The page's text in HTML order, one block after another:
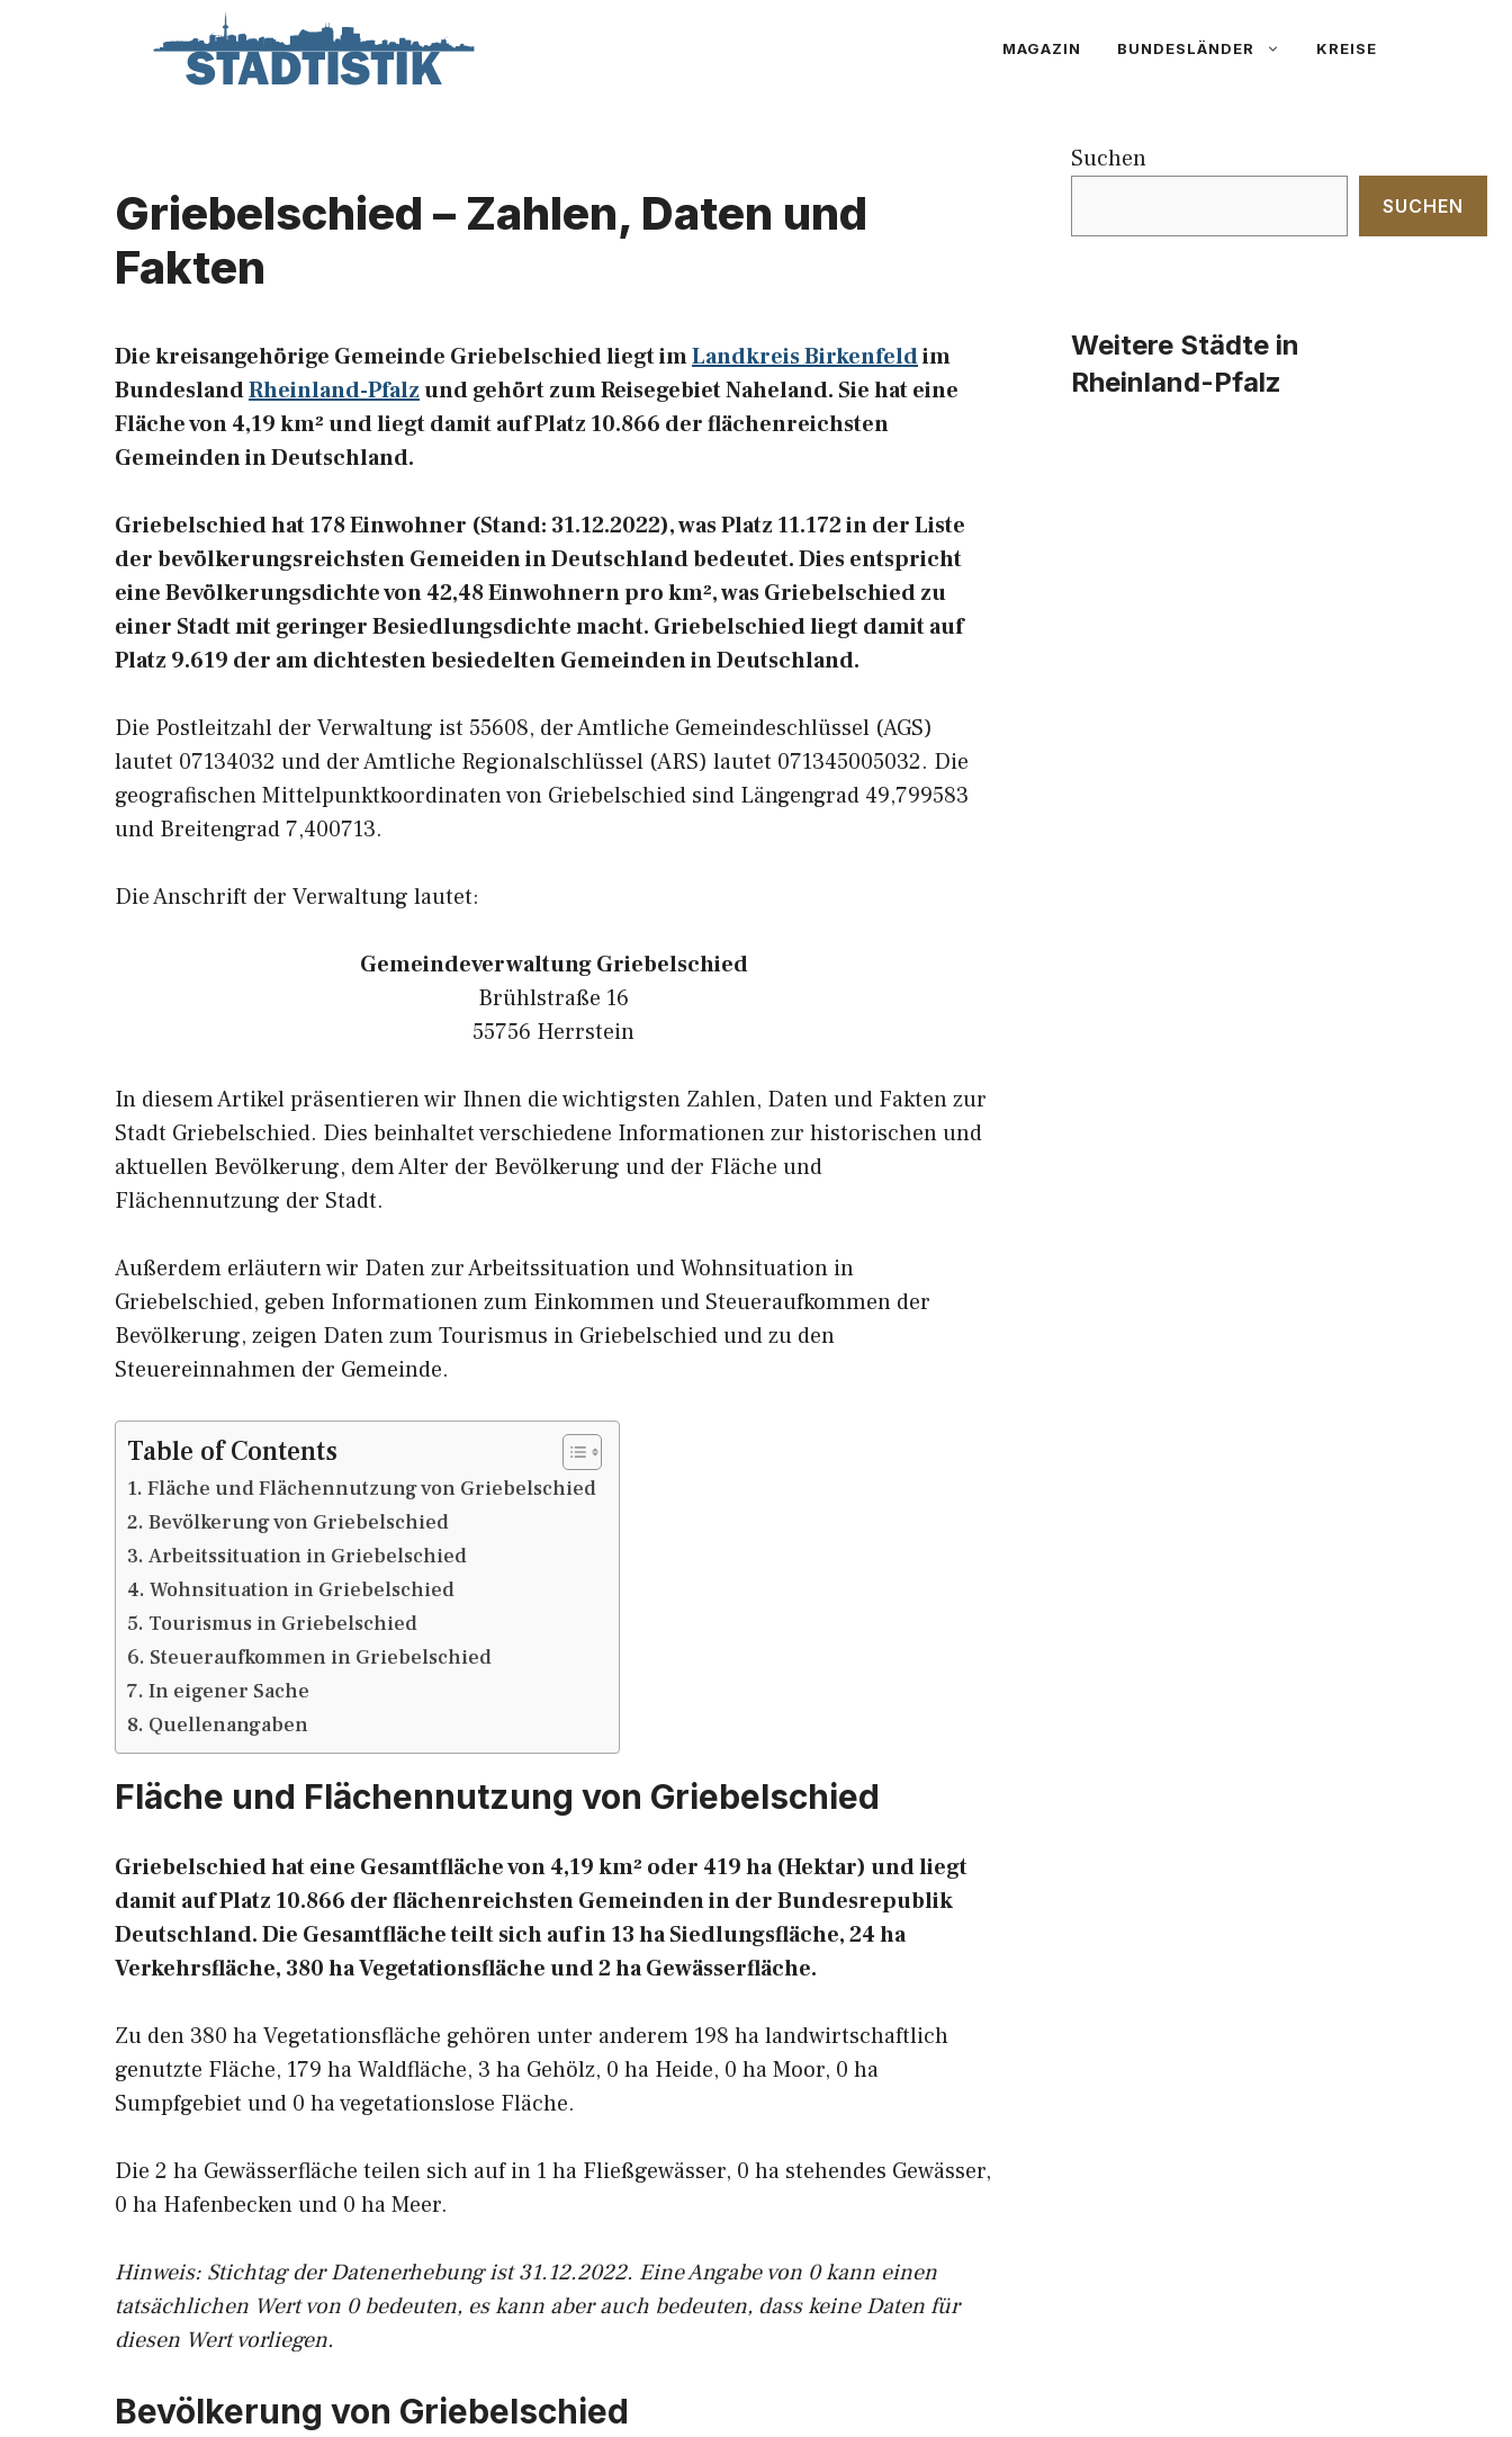
MAGAZIN BUNDESLÄNDER KREISE
Griebelschied – Zahlen, Daten und
Fakten
Die kreisangehörige Gemeinde Griebelschied liegt imLandkreis Birkenfeldim
BundeslandRheinland-Pfalzund gehört zum Reisegebiet Naheland. Sie hat eine
Fläche von 4,19 km² und liegt damit auf Platz 10.866 der flächenreichsten
Gemeinden in Deutschland.
Griebelschied hat 178 Einwohner (Stand: 31.12.2022), was Platz 11.172 in der Liste
der bevölkerungsreichsten Gemeiden in Deutschland bedeutet. Dies entspricht
eine Bevölkerungsdichte von 42,48 Einwohnern pro km², was Griebelschied zu
einer Stadt mit geringer Besiedlungsdichte macht. Griebelschied liegt damit auf
Platz 9.619 der am dichtesten besiedelten Gemeinden in Deutschland.
Die Postleitzahl der Verwaltung ist 55608, der Amtliche Gemeindeschlüssel (AGS)
lautet 07134032 und der Amtliche Regionalschlüssel (ARS) lautet 071345005032. Die
geografischen Mittelpunktkoordinaten von Griebelschied sind Längengrad 49,799583
und Breitengrad 7,400713.
Die Anschrift der Verwaltung lautet:
Gemeindeverwaltung Griebelschied
Brühlstraße 16
55756 Herrstein
In diesem Artikel präsentieren wir Ihnen die wichtigsten Zahlen, Daten und Fakten zur
Stadt Griebelschied. Dies beinhaltet verschiedene Informationen zur historischen und
aktuellen Bevölkerung, dem Alter der Bevölkerung und der Fläche und
Flächennutzung der Stadt.
Außerdem erläutern wir Daten zur Arbeitssituation und Wohnsituation in
Griebelschied, geben Informationen zum Einkommen und Steueraufkommen der
Bevölkerung, zeigen Daten zum Tourismus in Griebelschied und zu den
Steuereinnahmen der Gemeinde.
Table of Contents
Fläche und Flächennutzung von Griebelschied
Bevölkerung von Griebelschied
Arbeitssituation in Griebelschied
Wohnsituation in Griebelschied
Tourismus in Griebelschied
Steueraufkommen in Griebelschied
In eigener Sache
Quellenangaben
Fläche und Flächennutzung von Griebelschied
Griebelschied hat eine Gesamtfläche von 4,19 km² oder 419 ha (Hektar) und liegt
damit auf Platz 10.866 der flächenreichsten Gemeinden in der Bundesrepublik
Deutschland. Die Gesamtfläche teilt sich auf in 13 ha Siedlungsfläche, 24 ha
Verkehrsfläche, 380 ha Vegetationsfläche und 2 ha Gewässerfläche.
Zu den 380 ha Vegetationsfläche gehören unter anderem 198 ha landwirtschaftlich
genutzte Fläche, 179 ha Waldfläche, 3 ha Gehölz, 0 ha Heide, 0 ha Moor, 0 ha
Sumpfgebiet und 0 ha vegetationslose Fläche.
Die 2 ha Gewässerfläche teilen sich auf in 1 ha Fließgewässer, 0 ha stehendes Gewässer,
0 ha Hafenbecken und 0 ha Meer.
Hinweis: Stichtag der Datenerhebung ist 31.12.2022. Eine Angabe von 0 kann einen
tatsächlichen Wert von 0 bedeuten, es kann aber auch bedeuten, dass keine Daten für
diesen Wert vorliegen.
Bevölkerung von Griebelschied
Suchen
SUCHEN
Weitere Städte in
Rheinland-Pfalz